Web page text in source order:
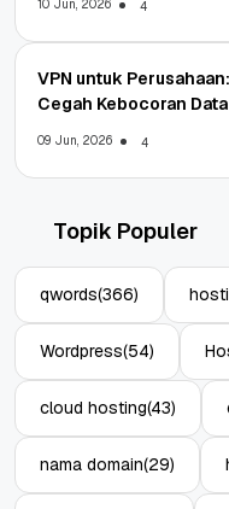
10 Jun, 2026 4
VPN untuk Perusahaan:
Cegah Kebocoran
09 Jun, 2026 4
Topik Populer
qwords(366)
Wordpress(54)
cloud hosting(43)
nama domain(29)